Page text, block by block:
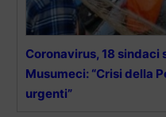
Coronavirus, 18 sindaci
Musumeci: “Crisi della
urgenti”